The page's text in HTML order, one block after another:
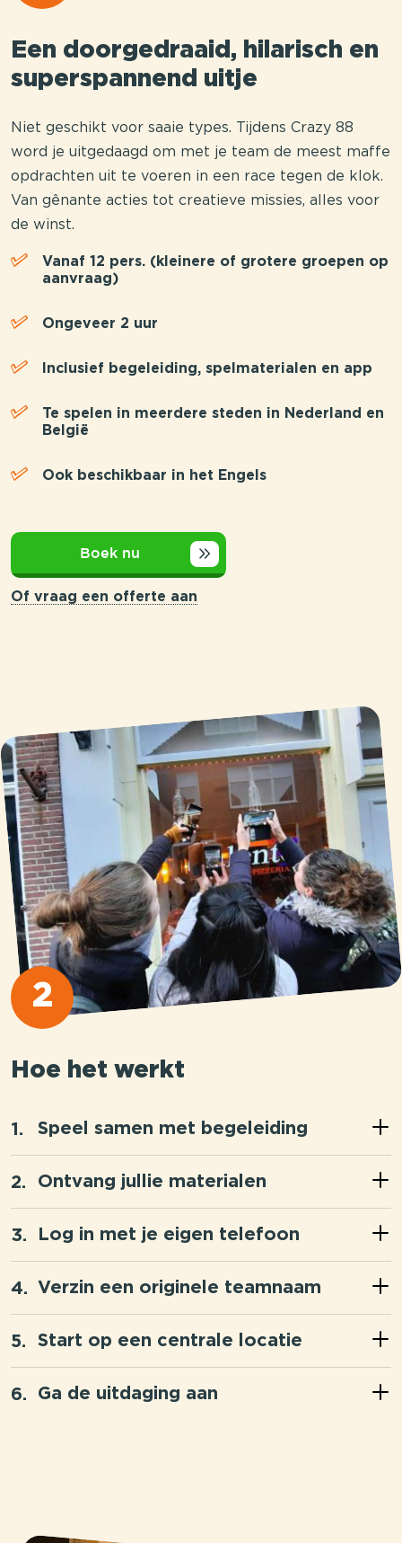
Een doorgedraaid, hilarisch en
superspannend uitje
Niet geschikt voor saaie types. Tijdens Crazy 88
word je uitgedaagd om met je team de meest maffe
opdrachten uit te voeren in een race tegen de klok.
Van gênante acties tot creatieve missies, alles voor
de winst.
Vanaf 12 pers. (kleinere of grotere groepen op
aanvraag)
Ongeveer 2 uur
Inclusief begeleiding, spelmaterialen en app
Te spelen in meerdere steden in Nederland en
België
Ook beschikbaar in het Engels
Boek nu
Of vraag een offerte aan
2
Hoe het werkt
Speel samen met begeleiding
Ontvang jullie materialen
Log in met je eigen telefoon
Verzin een originele teamnaam
Start op een centrale locatie
Ga de uitdaging aan